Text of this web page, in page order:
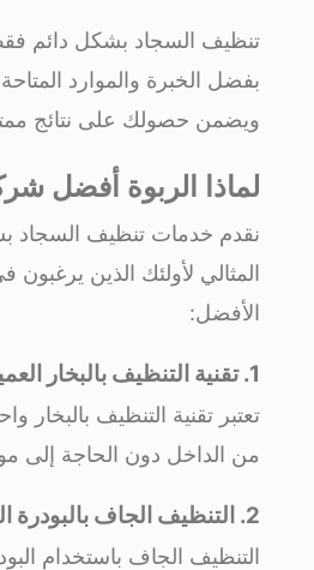
تنظيف السجاد بشكل دائم
بفضل الخبرة والموارد
ويضمن حصولك على نتائج
لماذا الربوة أفضل
نقدم خدمات تنظيف السجاد
المثالي لأولئك الذين
الأفضل:
1. تقنية التنظيف بالبخار العميق
تعتبر تقنية التنظيف
من الداخل دون الحاجة إلى
2. التنظيف الجاف بالبودرة الفعالة
التنظيف الجاف باستخدام